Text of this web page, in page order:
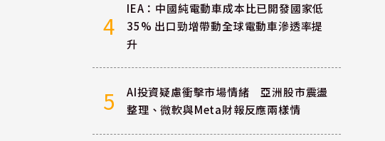
4
IEA：中國純電動車成本比已開發國家低
35% 出口勁增帶動全球電動車滲透率提
升
5
AI投資疑慮衝擊市場情緒 亞洲股市震盪
整理、微軟與Meta財報反應兩樣情